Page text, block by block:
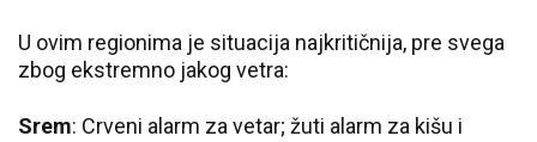
U ovim regionima je situacija najkritičnija, pre svega
zbog ekstremno jakog vetra:
Srem: Crveni alarm za vetar; žuti alarm za kišu i